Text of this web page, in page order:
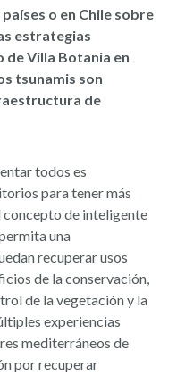
o en Chile sobre
estrategias
de Villa Botania en
tsunamis son
de
todos es
para tener más
concepto de inteligente
una
recuperar usos
de la conservación,
de la vegetación y la
experiencias
mediterráneos de
por recuperar